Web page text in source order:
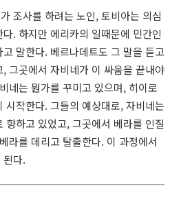
조사를 하려는 노인, 토비아는 의심
. 하지만 에리카의 일때문에 민간인
말한다. 베르나데트도 그 말을 듣고
그곳에서 자비네가 이 싸움을 끝내야
네는 뭔가를 꾸미고 있으며, 히이로
시작한다. 그들의 예상대로, 자비네는
향하고 있었고, 그곳에서 베라를 인질
라를 데리고 탈출한다. 이 과정에서
된다.